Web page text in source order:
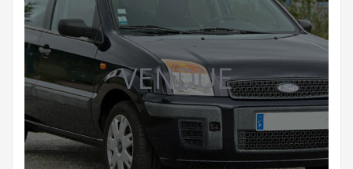
VENDUE